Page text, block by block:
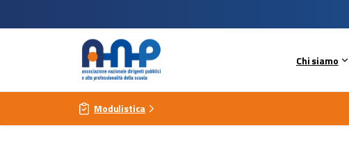
Chi siamo
Modulistica